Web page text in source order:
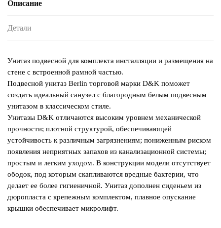
Описание
Детали
Унитаз подвесной для комплекта инсталляции и размещения на
стене с встроенной рамной частью.
Подвесной унитаз Berlin торговой марки D&K поможет
создать идеальный санузел с благородным белым подвесным
унитазом в классическом стиле.
Унитазы D&K отличаются высоким уровнем механической
прочности; плотной структурой, обеспечивающей
устойчивость к различным загрязнениям; пониженным риском
появления неприятных запахов из канализационной системы;
простым и легким уходом. В конструкции модели отсутствует
ободок, под которым скапливаются вредные бактерии, что
делает ее более гигиеничной. Унитаз дополнен сиденьем из
дюропласта с крепежным комплектом, плавное опускание
крышки обеспечивает микролифт.